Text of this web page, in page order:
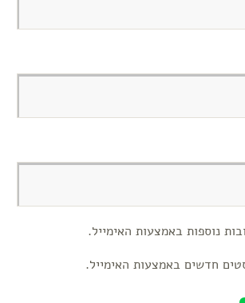
נוספות באמצעות האימייל.
חדשים באמצעות האימייל.